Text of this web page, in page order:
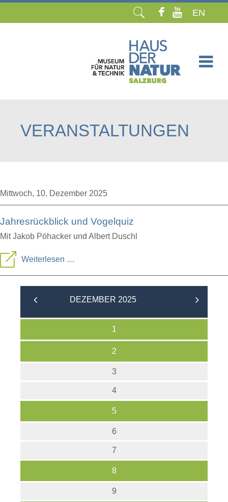
EN
VERANSTALTUNGEN
Mittwoch, 10. Dezember 2025
Jahresrückblick und Vogelquiz
Mit Jakob Pöhacker und Albert Duschl
Weiterlesen …
und
DEZEMBER 2025
1
2
3
4
5
6
7
8
9